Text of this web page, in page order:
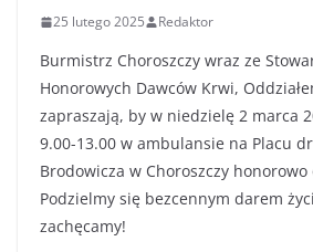
25 lutego 2025 Redaktor
Burmistrz Choroszczy wraz ze
Honorowych Dawców Krwi,
zapraszają, by w niedzielę 2 marca
9.00-13.00 w ambulansie na Placu
Brodowicza w Choroszczy
Podzielmy się bezcennym darem
zachęcamy!